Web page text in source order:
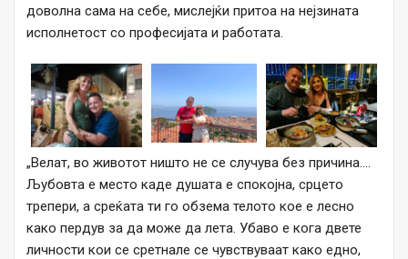
доволна сама на себе, мислејќи притоа на нејзината
исполнетост со професијата и работата.
„Велат, во животот ништо не се случува без причина….
Љубовта е место каде душата е спокојна, срцето
трепери, а среќата ти го обзема телото кое е лесно
како пердув за да може да лета. Убаво е кога двете
личности кои се сретнале се чувствуваат како едно,